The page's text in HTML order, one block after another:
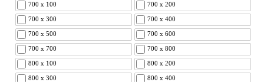
700 x 100 700 x 200
700 x 300 700 x 400
700 x 500 700 x 600
700 x 700 700 x 800
800 x 100 800 x 200
800 x 300 800 x 400